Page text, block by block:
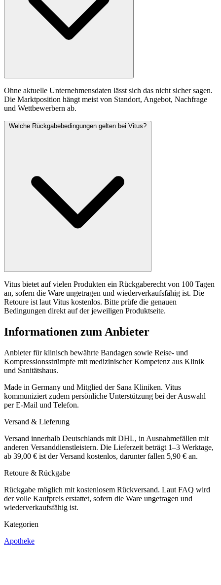
Ohne aktuelle Unternehmensdaten lässt sich das nicht sicher sagen.
Die Marktposition hängt meist von Standort, Angebot, Nachfrage
und Wettbewerbern ab.
Welche Rückgabebedingungen gelten bei Vitus?
Vitus bietet auf vielen Produkten ein Rückgaberecht von 100 Tagen
an, sofern die Ware ungetragen und wiederverkaufsfähig ist. Die
Retoure ist laut Vitus kostenlos. Bitte prüfe die genauen
Bedingungen direkt auf der jeweiligen Produktseite.
Informationen zum Anbieter
Anbieter für klinisch bewährte Bandagen sowie Reise- und
Kompressionsstrümpfe mit medizinischer Kompetenz aus Klinik
und Sanitätshaus.
Made in Germany und Mitglied der Sana Kliniken. Vitus
kommuniziert zudem persönliche Unterstützung bei der Auswahl
per E-Mail und Telefon.
Versand & Lieferung
Versand innerhalb Deutschlands mit DHL, in Ausnahmefällen mit
anderen Versanddienstleistern. Die Lieferzeit beträgt 1–3 Werktage,
ab 39,00 € ist der Versand kostenlos, darunter fallen 5,90 € an.
Retoure & Rückgabe
Rückgabe möglich mit kostenlosem Rückversand. Laut FAQ wird
der volle Kaufpreis erstattet, sofern die Ware ungetragen und
wiederverkaufsfähig ist.
Kategorien
Apotheke